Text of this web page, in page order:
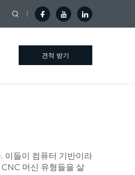
견적 받기
이들이 컴퓨터 기반이라
머신 유형들을 살